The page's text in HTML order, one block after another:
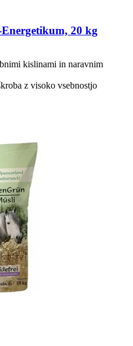
20 kg
kislinami in naravnim
z visoko vsebnostjo